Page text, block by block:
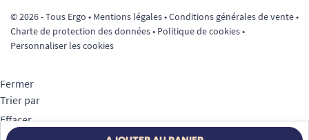
© 2026 - Tous Ergo • Mentions légales•Conditions générales de vente•
Charte de protection des données• Politique de cookies•
Personnaliser les cookies
Fermer
Trier par
Effacer
Appliquer